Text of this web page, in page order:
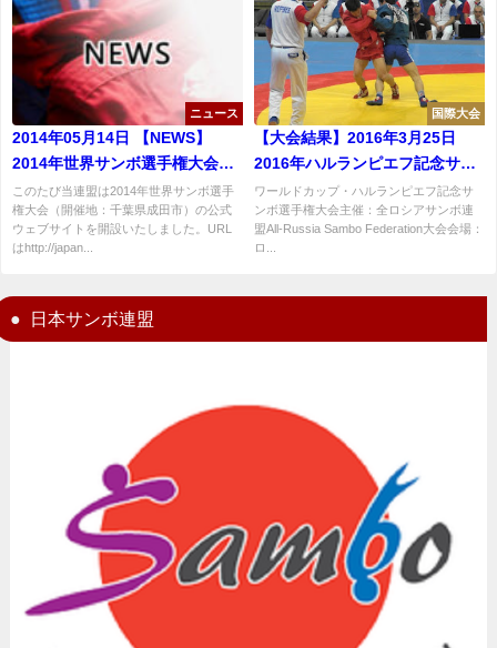
ニュース
2014年05月14日 【NEWS】
2014年世界サンボ選手権大会公
式ウェブサイト開設のお知らせ
このたび当連盟は2014年世界サンボ選手
権大会（開催地：千葉県成田市）の公式
ウェブサイトを開設いたしました。URL
はhttp://japan...
国際大会
【大会結果】2016年3月25日
2016年ハルランピエフ記念サン
ボ選手権大会初日結果：男子
57kg級中村幸人選手銅メダル獲
得！
ワールドカップ・ハルランピエフ記念サ
ンボ選手権大会主催：全ロシアサンボ連
盟All-Russia Sambo Federation大会会場：
ロ...
日本サンボ連盟